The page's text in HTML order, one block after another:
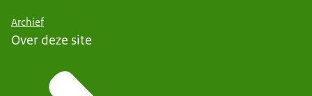
Archief
Over deze site